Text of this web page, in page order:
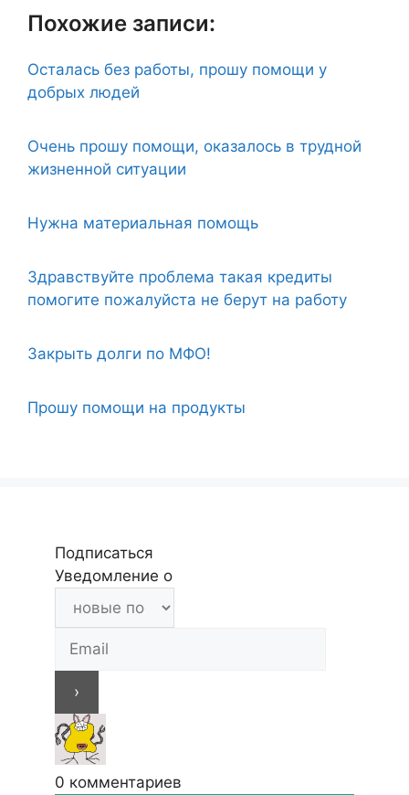
Похожие записи:
Осталась без работы, прошу помощи у
добрых людей
Очень прошу помощи, оказалось в трудной
жизненной ситуации
Нужна материальная помощь
Здравствуйте проблема такая кредиты
помогите пожалуйста не берут на работу
Закрыть долги по МФО!
Прошу помощи на продукты
Подписаться
Уведомление о
0 комментариев